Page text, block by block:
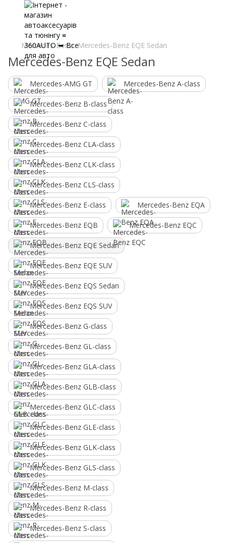
Mercedes-Benz Mercedes-Benz EQE Sedan
Mercedes-Benz EQE Sedan
Mercedes-AMG GT Mercedes-Benz A-class
Mercedes-Benz B-class
Mercedes-Benz C-class
Mercedes-Benz CLA-class
Mercedes-Benz CLK-class
Mercedes-Benz CLS-class
Mercedes-Benz E-class Mercedes-Benz EQA
Mercedes-Benz EQB Mercedes-Benz EQC
Mercedes-Benz EQE Sedan
Mercedes-Benz EQE SUV
Mercedes-Benz EQS Sedan
Mercedes-Benz EQS SUV
Mercedes-Benz G-class
Mercedes-Benz GL-class
Mercedes-Benz GLA-class
Mercedes-Benz GLB-class
Mercedes-Benz GLC-class
Mercedes-Benz GLE-class
Mercedes-Benz GLK-class
Mercedes-Benz GLS-class
Mercedes-Benz M-class
Mercedes-Benz R-class
Mercedes-Benz S-class